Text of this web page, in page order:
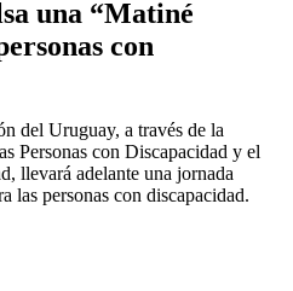
una “Matiné
con
del Uruguay, a través de la
Personas con Discapacidad y el
llevará adelante una jornada
las personas con discapacidad.